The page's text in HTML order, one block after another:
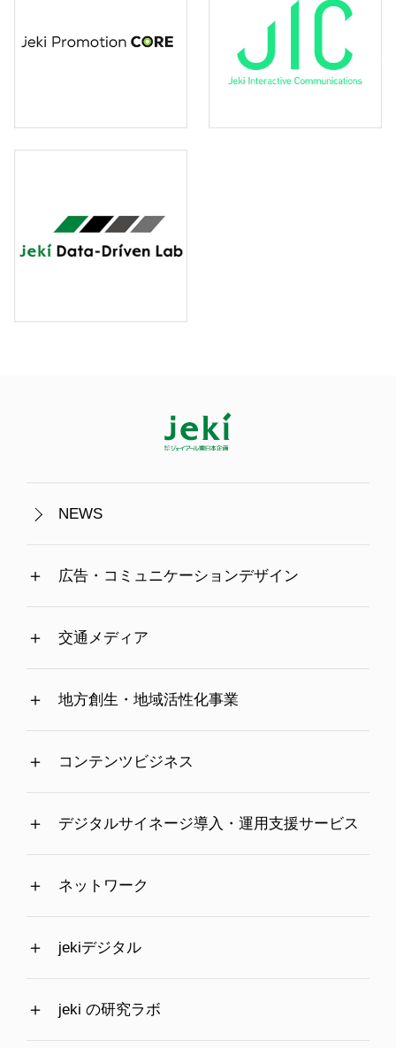
NEWS
広告・コミュニケーションデザイン
交通メディア
地方創生・地域活性化事業
コンテンツビジネス
デジタルサイネージ導入・運用支援サービス
ネットワーク
jekiデジタル
jeki の研究ラボ